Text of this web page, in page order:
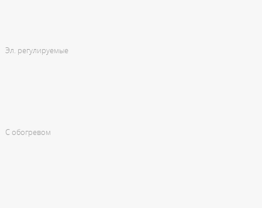
Эл. регулируемые
С обогревом